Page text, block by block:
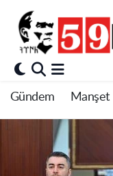
Gündem Manşet